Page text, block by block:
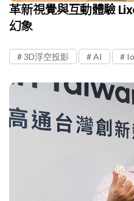
革新視覺與互動體驗
幻象
3D浮空投影 AI